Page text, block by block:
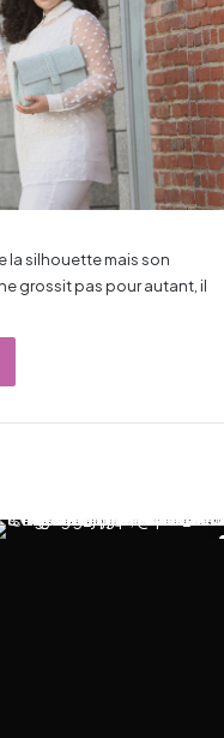
la silhouette mais son
grossit pas pour autant, il